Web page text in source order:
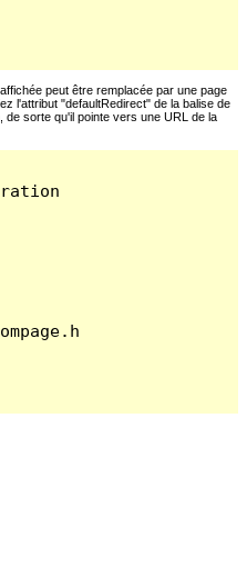
peut être remplacée par une page
l'attribut "defaultRedirect" de la balise de
sorte qu'il pointe vers une URL de la